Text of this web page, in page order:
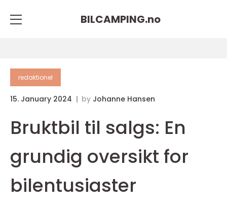
BILCAMPING.no
redaktionel
15. January 2024 by Johanne Hansen
Bruktbil til salgs: En
grundig oversikt for
bilentusiaster